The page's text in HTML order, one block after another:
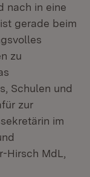
nach in eine
gerade beim
zu
Schulen und
zur
im
MdL,